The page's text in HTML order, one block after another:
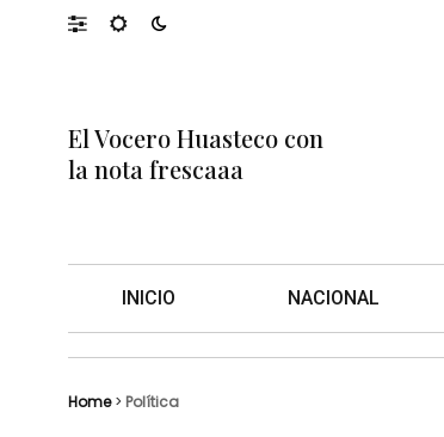
El Vocero Huasteco con
la nota frescaaa
INICIO NACIONAL
Home> Política